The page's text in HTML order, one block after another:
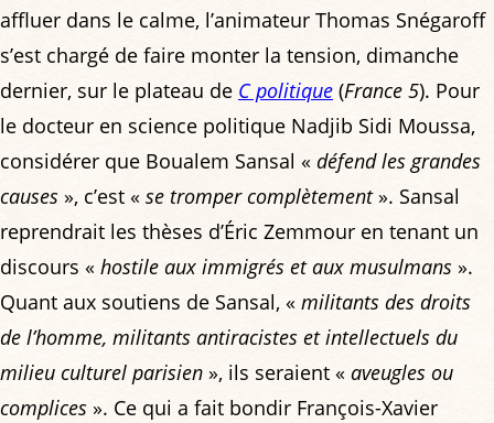
affluer dans le calme, l’animateur Thomas Snégaroff
s’est chargé de faire monter la tension, dimanche
dernier, sur le plateau de C politique (France 5). Pour
le docteur en science politique Nadjib Sidi Moussa,
considérer que Boualem Sansal « défend les grandes
causes », c’est « se tromper complètement». Sansal
reprendrait les thèses d’Éric Zemmour en tenant un
discours « hostile aux immigrés et aux musulmans ».
Quant aux soutiens de Sansal, « militants des droits
de l’homme, militants antiracistes et intellectuels du
milieu culturel parisien », ils seraient « aveugles ou
complices ». Ce qui a fait bondir François-Xavier